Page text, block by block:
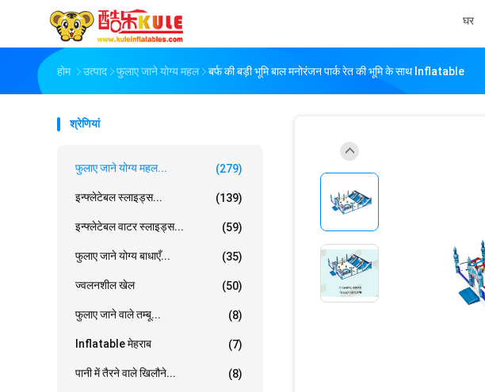
घर
होम उत्पाद फुलाए जाने योग्य महल बर्फ की बड़ी भूमि बाल मनोरंजन पार्क रेत की भूमि के साथ Inflatable
श्रेणियां
फुलाए जाने योग्य महल... (279)
इन्फ्लेटेबल स्लाइड्स... (139)
इन्फ्लेटेबल वाटर स्लाइड्स... (59)
फुलाए जाने योग्य बाधाएँ... (35)
ज्वलनशील खेल (50)
फुलाए जाने वाले तम्बू... (8)
Inflatable मेहराब (7)
पानी में तैरने वाले खिलौने... (8)